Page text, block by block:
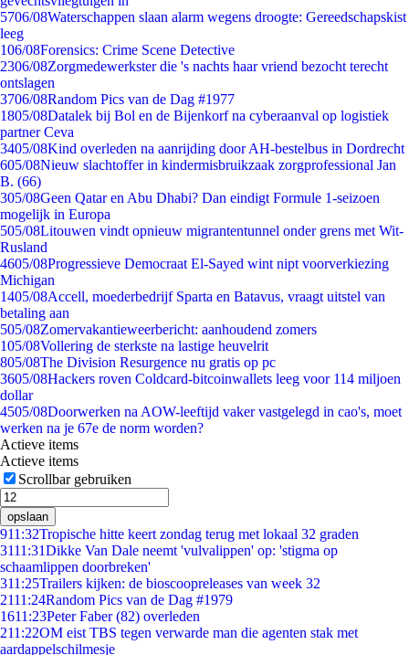
5706/08Waterschappen slaan alarm wegens droogte: Gereedschapskist
leeg
106/08Forensics: Crime Scene Detective
2306/08Zorgmedewerkster die 's nachts haar vriend bezocht terecht
ontslagen
3706/08Random Pics van de Dag #1977
1805/08Datalek bij Bol en de Bijenkorf na cyberaanval op logistiek
partner Ceva
3405/08Kind overleden na aanrijding door AH-bestelbus in Dordrecht
605/08Nieuw slachtoffer in kindermisbruikzaak zorgprofessional Jan
B. (66)
305/08Geen Qatar en Abu Dhabi? Dan eindigt Formule 1-seizoen
mogelijk in Europa
505/08Litouwen vindt opnieuw migrantentunnel onder grens met Wit-
Rusland
4605/08Progressieve Democraat El-Sayed wint nipt voorverkiezing
Michigan
1405/08Accell, moederbedrijf Sparta en Batavus, vraagt uitstel van
betaling aan
505/08Zomervakantieweerbericht: aanhoudend zomers
105/08Vollering de sterkste na lastige heuvelrit
805/08The Division Resurgence nu gratis op pc
3605/08Hackers roven Coldcard-bitcoinwallets leeg voor 114 miljoen
dollar
4505/08Doorwerken na AOW-leeftijd vaker vastgelegd in cao's, moet
werken na je 67e de norm worden?
Actieve items
Actieve items
Scrollbar gebruiken
opslaan
911:32Tropische hitte keert zondag terug met lokaal 32 graden
3111:31Dikke Van Dale neemt 'vulvalippen' op: 'stigma op
schaamlippen doorbreken'
311:25Trailers kijken: de bioscoopreleases van week 32
2111:24Random Pics van de Dag #1979
1611:23Peter Faber (82) overleden
211:22OM eist TBS tegen verwarde man die agenten stak met
aardappelschilmesje